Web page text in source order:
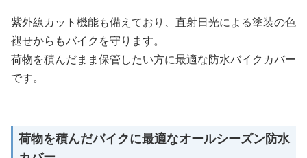
紫外線カット機能も備えており、直射日光による塗装の色
褪せからもバイクを守ります。
荷物を積んだまま保管したい方に最適な防水バイクカバー
です。
荷物を積んだバイクに最適なオールシーズン防水